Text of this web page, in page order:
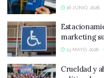
16 JUNIO, 2026
marketing
13 MAYO, 2026
Crueldad y